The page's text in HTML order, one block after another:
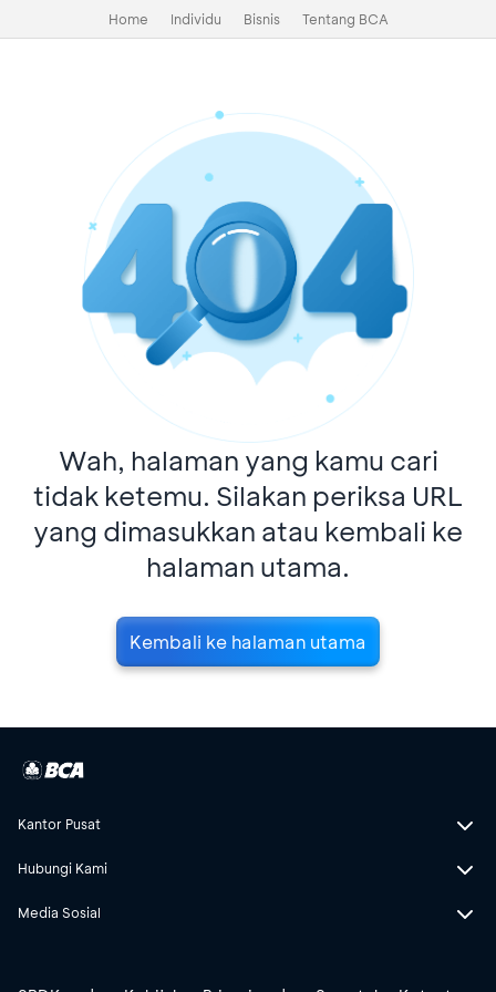
Home Individu Bisnis Tentang BCA
Wah, halaman yang kamu cari
tidak ketemu. Silakan periksa URL
yang dimasukkan atau kembali ke
halaman utama.
Kembali ke halaman utama
Kantor Pusat
Hubungi Kami
Media Sosial